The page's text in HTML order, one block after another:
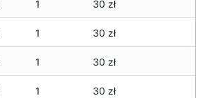
1 30 zł
1 30 zł
1 30 zł
1 30 zł